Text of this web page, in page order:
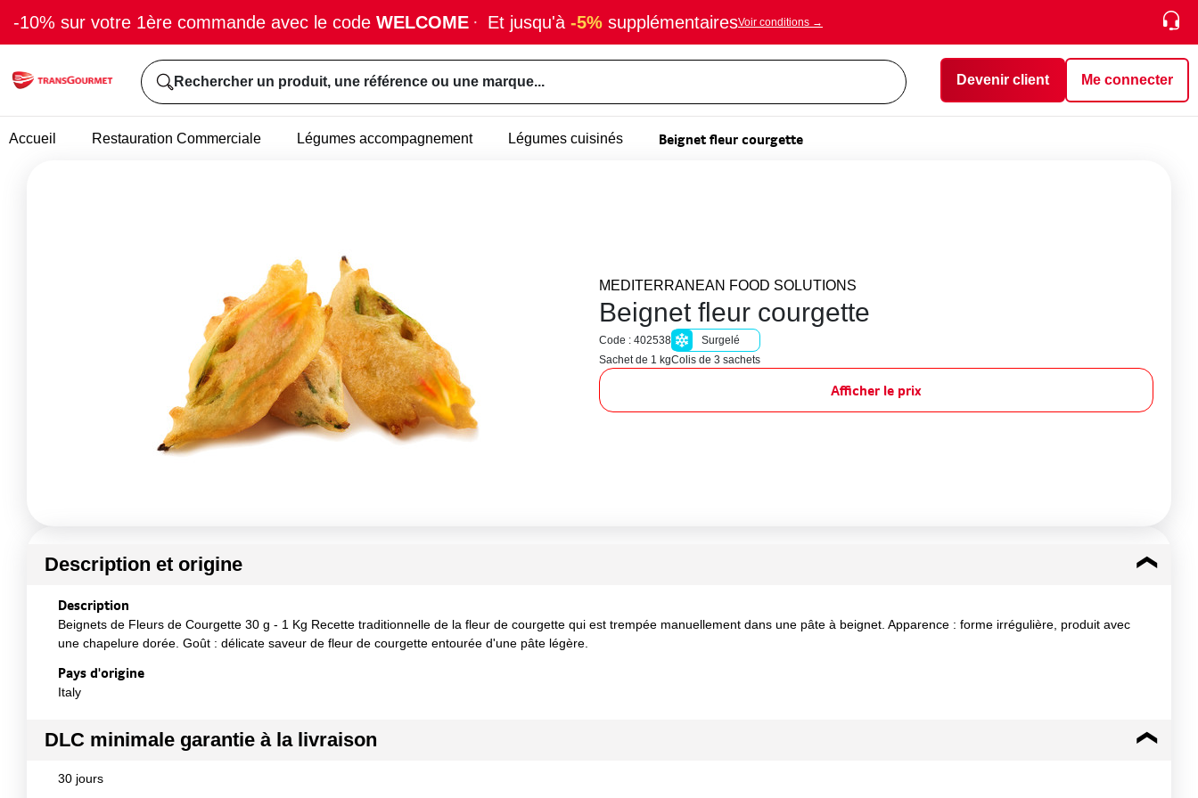
-10% sur votre 1ère commande avec le code WELCOME · Et jusqu'à -5% supplémentairesVoir conditions →
Rechercher un produit, une référence ou une marque... Devenir client Me connecter
Accueil Restauration Commerciale Légumes accompagnement Légumes cuisinés Beignet fleur courgette
MEDITERRANEAN FOOD SOLUTIONS
Beignet fleur courgette
Code : 402538
Surgelé
Sachet de 1 kgColis de 3 sachets
Afficher le prix
Description et origine
Description
Beignets de Fleurs de Courgette 30 g - 1 Kg Recette traditionnelle de la fleur de courgette qui est trempée manuellement dans une pâte à beignet. Apparence : forme irrégulière, produit avec
une chapelure dorée. Goût : délicate saveur de fleur de courgette entourée d'une pâte légère.
Pays d'origine
Italy
DLC minimale garantie à la livraison
30 jours